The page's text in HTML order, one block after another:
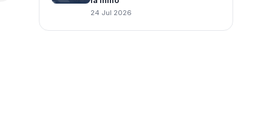
24 Jul 2026